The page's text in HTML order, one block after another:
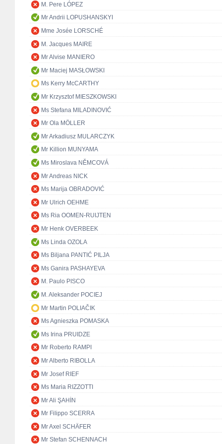
M. Pere LÓPEZ
Mr Andrii LOPUSHANSKYI
Mme Josée LORSCHÉ
M. Jacques MAIRE
Mr Alvise MANIERO
Mr Maciej MASŁOWSKI
Ms Kerry McCARTHY
Mr Krzysztof MIESZKOWSKI
Ms Stefana MILADINOVIĆ
Mr Ola MÖLLER
Mr Arkadiusz MULARCZYK
Mr Killion MUNYAMA
Ms Miroslava NĚMCOVÁ
Mr Andreas NICK
Ms Marija OBRADOVIĆ
Mr Ulrich OEHME
Ms Ria OOMEN-RUIJTEN
Mr Henk OVERBEEK
Ms Linda OZOLA
Ms Biljana PANTIĆ PILJA
Ms Ganira PASHAYEVA
M. Paulo PISCO
M. Aleksander POCIEJ
Mr Martin POLIAČIK
Ms Agnieszka POMASKA
Ms Irina PRUIDZE
Mr Roberto RAMPI
Mr Alberto RIBOLLA
Mr Josef RIEF
Ms Maria RIZZOTTI
Mr Ali ŞAHİN
Mr Filippo SCERRA
Mr Axel SCHÄFER
Mr Stefan SCHENNACH